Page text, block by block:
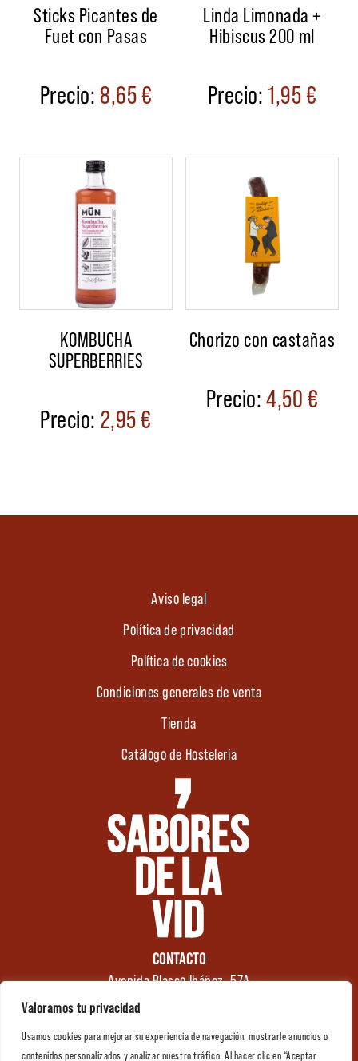
Valoramos tu privacidad
Usamos cookies para mejorar su experiencia de navegación, mostrarle anuncios o
contenidos personalizados y analizar nuestro tráfico. Al hacer clic en “Aceptar
Sticks Picantes de
Fuet con Pasas
8,65€
Linda Limonada +
Hibiscus 200 ml
1,95€
KOMBUCHA
SUPERBERRIES
2,95€
Chorizo con castañas
4,50€
Aviso legal
Política de privacidad
Política de cookies
Condiciones generales de venta
Tienda
Catálogo de Hostelería
CONTACTO
Avenida Blasco Ibáñez, 57A
Tel.: +34 961 176 174
0